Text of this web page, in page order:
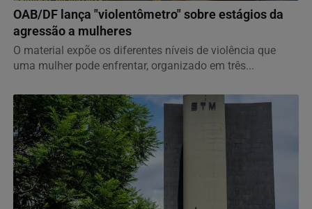
OAB/DF lança "violentômetro" sobre estágios da
agressão a mulheres
O material expõe os diferentes níveis de violência que
uma mulher pode enfrentar, organizado em três...